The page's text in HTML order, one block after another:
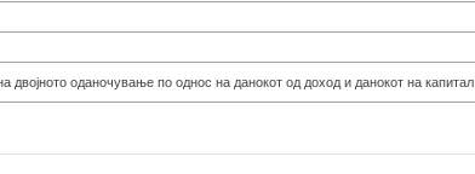
двојното оданочување по однос на данокот од доход и данокот на капитал